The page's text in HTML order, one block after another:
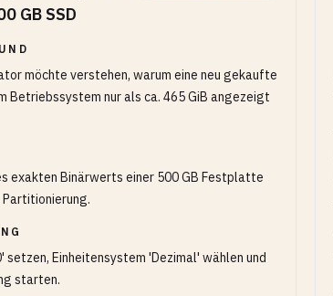
GB SSD
möchte verstehen, warum eine neu gekaufte
Betriebssystem nur als ca. 465 GiB angezeigt
exakten Binärwerts einer 500 GB Festplatte
setzen, Einheitensystem 'Dezimal' wählen und
starten.